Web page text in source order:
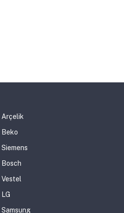
Arçelik
Beko
Siemens
Bosch
Vestel
LG
Samsung